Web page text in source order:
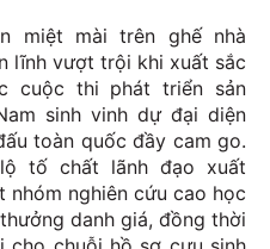
miệt mài trên ghế nhà
lĩnh vượt trội khi xuất sắc
cuộc thi phát triển sản
sinh vinh dự đại diện
toàn quốc đầy cam go.
tố chất lãnh đạo xuất
nghiên cứu cao học
danh giá, đồng thời